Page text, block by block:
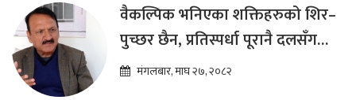
वैकल्पिक भनिएका शक्तिहरुको शिर–
पुच्छर छैन, प्रतिस्पर्धा पूरानै दलसँग
हुन्छ : डा.प्रकाश शरण महत
मंगलबार, माघ २७, २०८२